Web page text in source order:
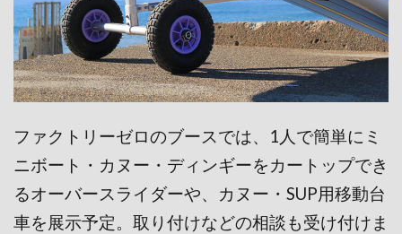
ファクトリーゼロのブースでは、1人で簡単にミ
ニボート・カヌー・ディンギーをカートップでき
るオーバースライダーや、カヌー・SUP用移動台
車を展示予定。取り付けなどの相談も受け付けま